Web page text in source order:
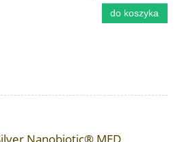
do koszyka
Nanobiotic® MED